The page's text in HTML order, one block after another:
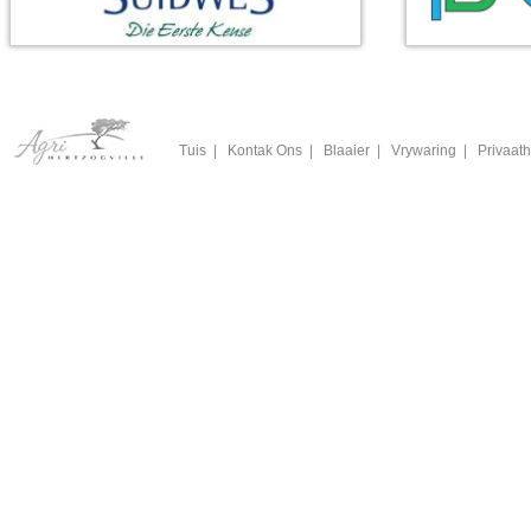
Tuis Kontak Ons Blaaier Vrywaring